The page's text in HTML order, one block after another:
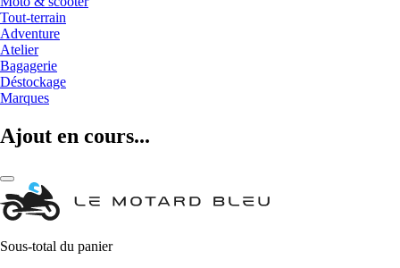
Tout-terrain
Adventure
Atelier
Bagagerie
Déstockage
Marques
Ajout en cours...
Sous-total du panier